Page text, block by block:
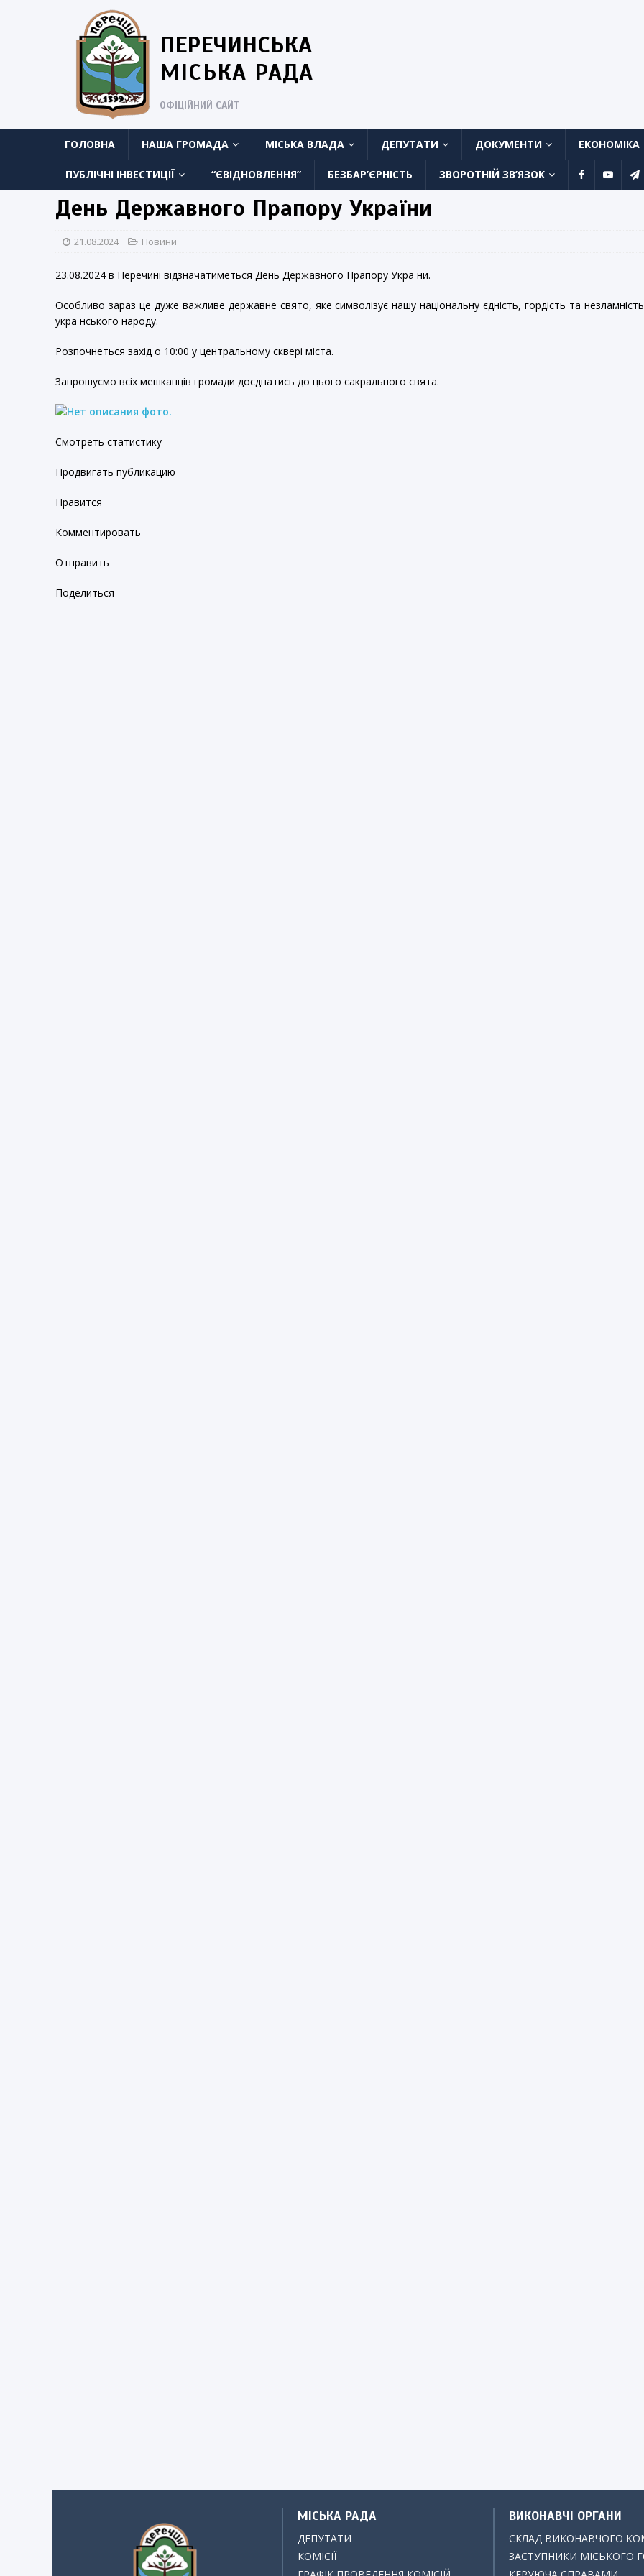
ПЕРЕЧИНСЬКА
МІСЬКА РАДА
ОФІЦІЙНИЙ САЙТ
ГОЛОВНА НАША ГРОМАДА МІСЬКА ВЛАДА ДЕПУТАТИ ДОКУМЕНТИ ЕКОНОМІКА
ПУБЛІЧНІ ІНВЕСТИЦІЇ “ЄВІДНОВЛЕННЯ” БЕЗБАР’ЄРНІСТЬ ЗВОРОТНІЙ ЗВ’ЯЗОК
День Державного Прапору України
21.08.2024 Новини
23.08.2024 в Перечині відзначатиметься День Державного Прапору України.
Особливо зараз це дуже важливе державне свято, яке символізує нашу національну єдність, гордість та незламність
українського народу.
Розпочнеться захід о 10:00 у центральному сквері міста.
Запрошуємо всіх мешканців громади доєднатись до цього сакрального свята.
Смотреть статистику
Продвигать публикацию
Нравится
Комментировать
Отправить
Поделиться
МІСЬКА РАДА
ДЕПУТАТИ
КОМІСІЇ
ВИКОНАВЧІ ОРГАНИ
СКЛАД ВИКОНАВЧОГО
ЗАСТУПНИКИ МІСЬКОГО